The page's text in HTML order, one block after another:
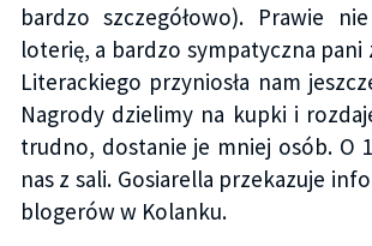
bardzo szczegółowo). Prawie
loterię, a bardzo sympatyczna pani
Literackiego przyniosła nam
Nagrody dzielimy na kupki i
trudno, dostanie je mniej osób. O
nas z sali. Gosiarella przekazuje
blogerów w Kolanku.